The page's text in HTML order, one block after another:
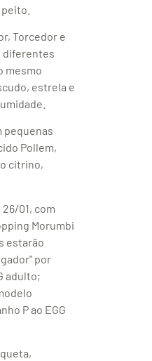
Torcedor e
diferentes
mesmo
estrela e
pequenas
Pollem,
citrino,
01, com
estarão
por
adulto;
P ao EGG